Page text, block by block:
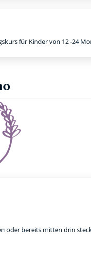
für Kinder von 12 -24
oder bereits mitten drin